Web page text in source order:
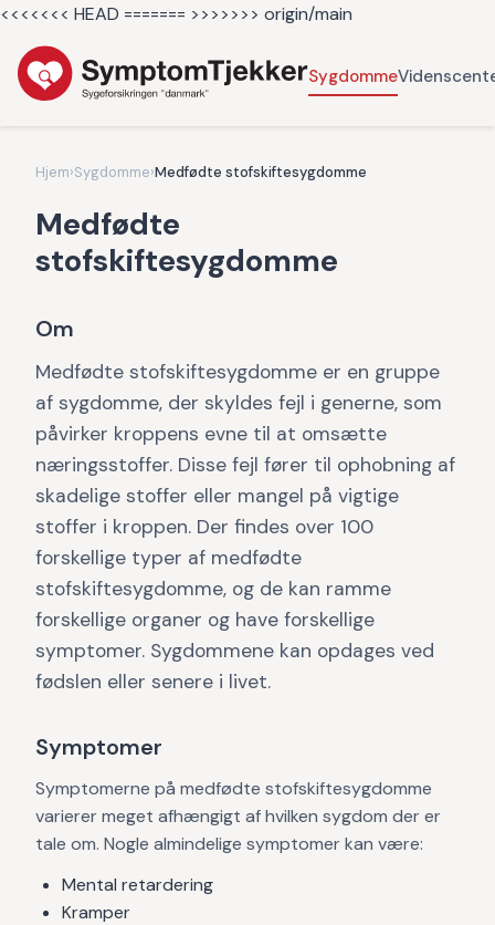
<<<<<<< HEAD ======= >>>>>>> origin/main
Sygdomme
Hjem›Sygdomme›Medfødte stofskiftesygdomme
Medfødte
stofskiftesygdomme
Om
Medfødte stofskiftesygdomme er en gruppe
af sygdomme, der skyldes fejl i generne, som
påvirker kroppens evne til at omsætte
næringsstoffer. Disse fejl fører til ophobning af
skadelige stoffer eller mangel på vigtige
stoffer i kroppen. Der findes over 100
forskellige typer af medfødte
stofskiftesygdomme, og de kan ramme
forskellige organer og have forskellige
symptomer. Sygdommene kan opdages ved
fødslen eller senere i livet.
Symptomer
Symptomerne på medfødte stofskiftesygdomme
varierer meget afhængigt af hvilken sygdom der er
tale om. Nogle almindelige symptomer kan være:
Mental retardering
Kramper